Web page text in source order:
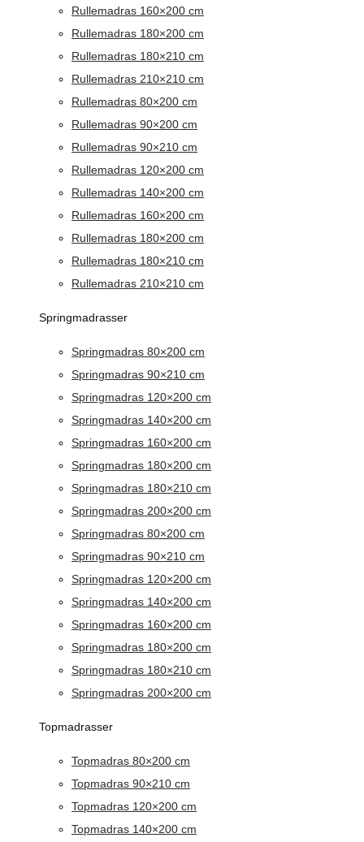
Rullemadras 160×200 cm
Rullemadras 180×200 cm
Rullemadras 180×210 cm
Rullemadras 210×210 cm
Rullemadras 80×200 cm
Rullemadras 90×200 cm
Rullemadras 90×210 cm
Rullemadras 120×200 cm
Rullemadras 140×200 cm
Rullemadras 160×200 cm
Rullemadras 180×200 cm
Rullemadras 180×210 cm
Rullemadras 210×210 cm
Springmadrasser
Springmadras 80×200 cm
Springmadras 90×210 cm
Springmadras 120×200 cm
Springmadras 140×200 cm
Springmadras 160×200 cm
Springmadras 180×200 cm
Springmadras 180×210 cm
Springmadras 200×200 cm
Springmadras 80×200 cm
Springmadras 90×210 cm
Springmadras 120×200 cm
Springmadras 140×200 cm
Springmadras 160×200 cm
Springmadras 180×200 cm
Springmadras 180×210 cm
Springmadras 200×200 cm
Topmadrasser
Topmadras 80×200 cm
Topmadras 90×210 cm
Topmadras 120×200 cm
Topmadras 140×200 cm